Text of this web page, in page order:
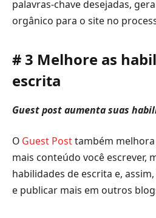
palavras-chave desejadas,
orgânico para o site no
# 3 Melhore as
escrita
Guest post aumenta suas
O Guest Posttambém
mais conteúdo você escrever,
habilidades de escrita e,
e publicar mais em outros